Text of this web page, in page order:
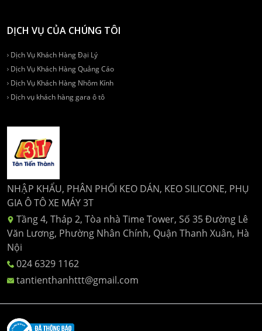
DỊCH VỤ CỦA CHÚNG TÔI
Dịch Vụ Khách Hàng Đại Lý
Dịch Vụ Khách Hàng Quảng Cáo
Dịch Vụ Khách Hàng Nhôm Kính
Dịch vụ khách hàng gara ô tô
NHẬP KHẨU, PHÂN PHỐI KEO DÁN, KEO SILICONE, PHỤ
GIA Ô TÔ XE MÁY 3T
Tầng 4, Tháp 2, Tòa nhà Time Tower, Số 35 Đường Lê
Văn Lương, Phường Nhân Chính, Quận Thanh Xuân, Hà
Nội
024 6329 1162
tantienthanhttt@gmail.com